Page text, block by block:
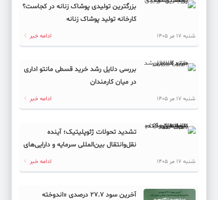
بزرگترین تولیدی پوشاک زنانه در کجاست؟
کارخانه تولید پوشاک زنانه
شنبه 17 مر 1405 ادامه خبر
بررسی دلایل رشد خرید قسطی مانتو اداری
در میان کارمندان
شنبه 17 مر 1405 ادامه خبر
تشدید تحولات ژئوپلیتیک؛ آینده
نقل‌وانتقال بین‌المللی سرمایه و دارایی‌های
شنبه 17 مر 1405 ادامه خبر
آخرین سود ۲۷.۷ درصدی «اندوخته